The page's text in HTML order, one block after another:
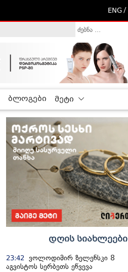
ENG /
ბლოგები მეტი
დღის სიახლეები
23:42
ვოლოდიმირ ზელენსკი 8
აგვისტოს სერბეთს ეწვევა